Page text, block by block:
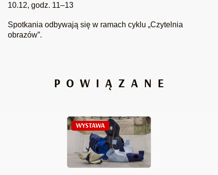
10.12, godz. 11–13
Spotkania odbywają się w ramach cyklu „Czytelnia
obrazów”.
POWIĄZANE
WYSTAWA